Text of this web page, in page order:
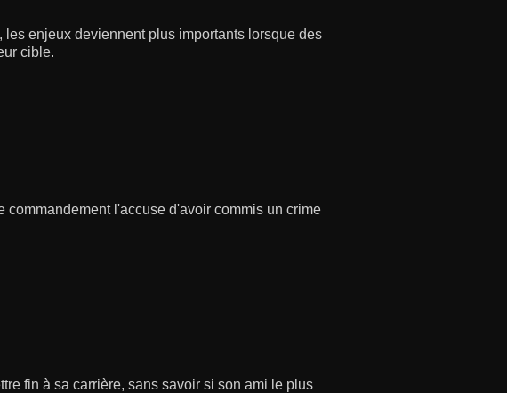
enjeux deviennent plus importants lorsque des
cible.
commandement l'accuse d'avoir commis un crime
fin à sa carrière, sans savoir si son ami le plus